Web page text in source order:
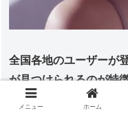
全国各地のユーザーが
が見つけられるのが特
恋人探しまで、理想の
メニュー ホーム